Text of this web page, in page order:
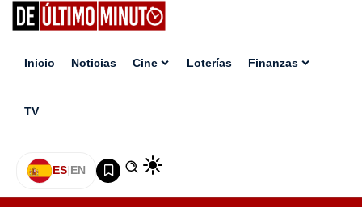
Inicio Noticias Cine Loterías Finanzas
TV
ES|EN